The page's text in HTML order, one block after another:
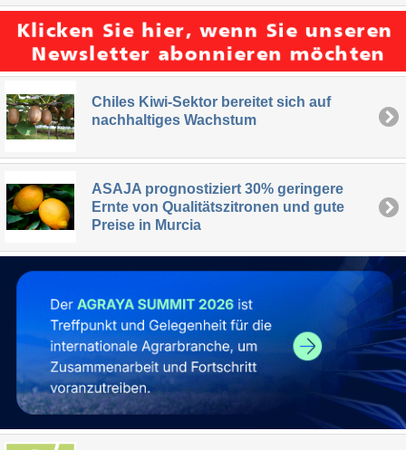
Chiles Kiwi-Sektor bereitet sich auf
nachhaltiges Wachstum
ASAJA prognostiziert 30% geringere
Ernte von Qualitätszitronen und gute
Preise in Murcia